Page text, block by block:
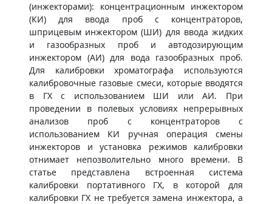
(инжекторами): концентрационным инжектором
(КИ) для ввода проб с концентраторов,
шприцевым инжектором (ШИ) для ввода жидких
и газообразных проб и автодозирующим
инжектором (АИ) для вода газообразных проб.
Для калибровки хроматографа используются
калибровочные газовые смеси, которые вводятся
в ГХ с использованием ШИ или АИ. При
проведении в полевых условиях непрерывных
анализов проб с концентраторов с
использованием КИ ручная операция смены
инжекторов и установка режимов калибровки
отнимает непозволительно много времени. В
статье представлена встроенная система
калибровки портативного ГХ, в которой для
калибровки ГХ не требуется замена инжектора, а